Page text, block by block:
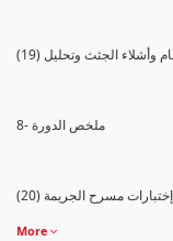
8- ملخص الدورة
إختبارات مسرح الجريمة
More